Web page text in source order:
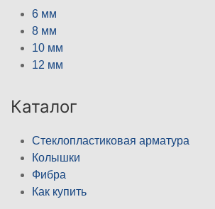
6 мм
8 мм
10 мм
12 мм
Каталог
Стеклопластиковая арматура
Колышки
Фибра
Как купить